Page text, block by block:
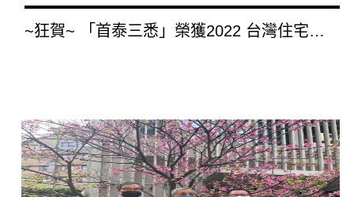
~狂賀~ 「首泰三悉」榮獲2022 台灣住宅建